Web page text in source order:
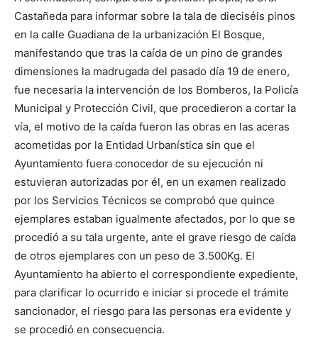
Castañeda para informar sobre la tala de dieciséis pinos
en la calle Guadiana de la urbanización El Bosque,
manifestando que tras la caída de un pino de grandes
dimensiones la madrugada del pasado día 19 de enero,
fue necesaria la intervención de los Bomberos, la Policía
Municipal y Protección Civil, que procedieron a cortar la
vía, el motivo de la caída fueron las obras en las aceras
acometidas por la Entidad Urbanística sin que el
Ayuntamiento fuera conocedor de su ejecución ni
estuvieran autorizadas por él, en un examen realizado
por los Servicios Técnicos se comprobó que quince
ejemplares estaban igualmente afectados, por lo que se
procedió a su tala urgente, ante el grave riesgo de caída
de otros ejemplares con un peso de 3.500Kg. El
Ayuntamiento ha abierto el correspondiente expediente,
para clarificar lo ocurrido e iniciar si procede el trámite
sancionador, el riesgo para las personas era evidente y
se procedió en consecuencia.